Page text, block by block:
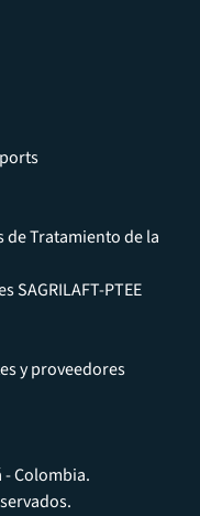
de Tratamiento de la
SAGRILAFT-PTEE
y proveedores
Colombia.